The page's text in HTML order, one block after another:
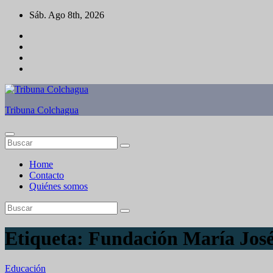
Saltar
contenido
Sáb. Ago 8th, 2026
Tribuna Colchagua
Home
Contacto
Quiénes somos
Etiqueta: Fundación María
Educación